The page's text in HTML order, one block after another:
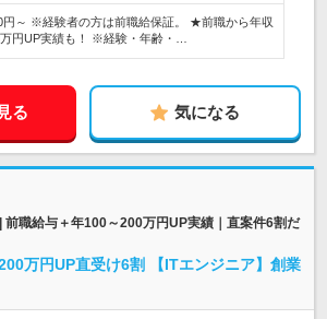
円～ ※経験者の方は前職給保証。 ★前職から年収
円UP実績も！ ※経験・年齢・…
る 気になる
前職給与＋年100～200万円UP実績｜直案件6割だ
万円UP直受け6割 【ITエンジニア】創業